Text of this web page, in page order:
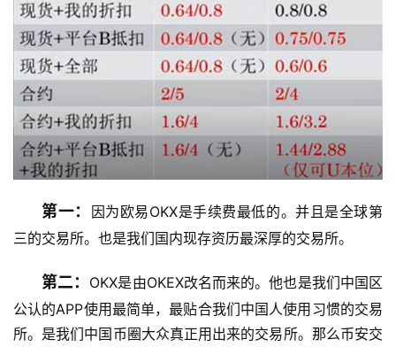
第一：
因为欧易OKX是手续费最低的。并且是全球第
三的交易所。也是我们国内现存资历最深厚的交易所。
第二： OKX是由OKEX改名而来的。他也是我们中国区
公认的APP使用最简单，最贴合我们中国人使用习惯的交易
所。是我们中国币圈大众真正用出来的交易所。那么币安交